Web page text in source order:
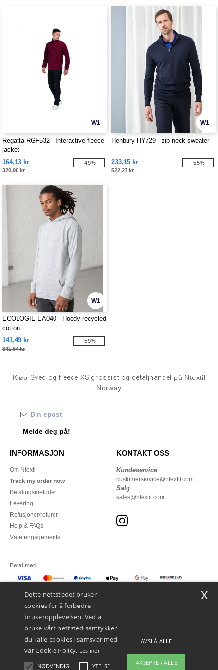
W1
Regatta RGF532 - Interactive fleece
jacket
164,13 kr
320,90 kr
-49%
W1
Henbury HY729 - zip neck sweater
233,15 kr
522,27 kr
-55%
W1
ECOLOGIE EA040 - Hoody recycled
cotton
141,49 kr
341,64 kr
-59%
Kjøp Sved og fleece XS grossist og detaljhandel på Ntextil
Norway
Melde deg på!
INFORMASJON
Om Ntextil
Track my order now
Betalingsmetoder
Levering
Refusjoner/returer
Help & FAQs
Våre engagements
KONTAKT OSS
Kundeservice
customerservice@ntextil.com
Salg
sales@ntextil.com
Betal med
Dette nettstedet bruker
cookies for å forbedre
brukeropplevelsen. Ved å
bruke vårt nettsted samtykker
du i alle cookies i samsvar med
vår Cookie Policy. Les mer
NØDVENDIG YTELSE
AVSLÅ ALLE
AKSEPTER ALLE
x